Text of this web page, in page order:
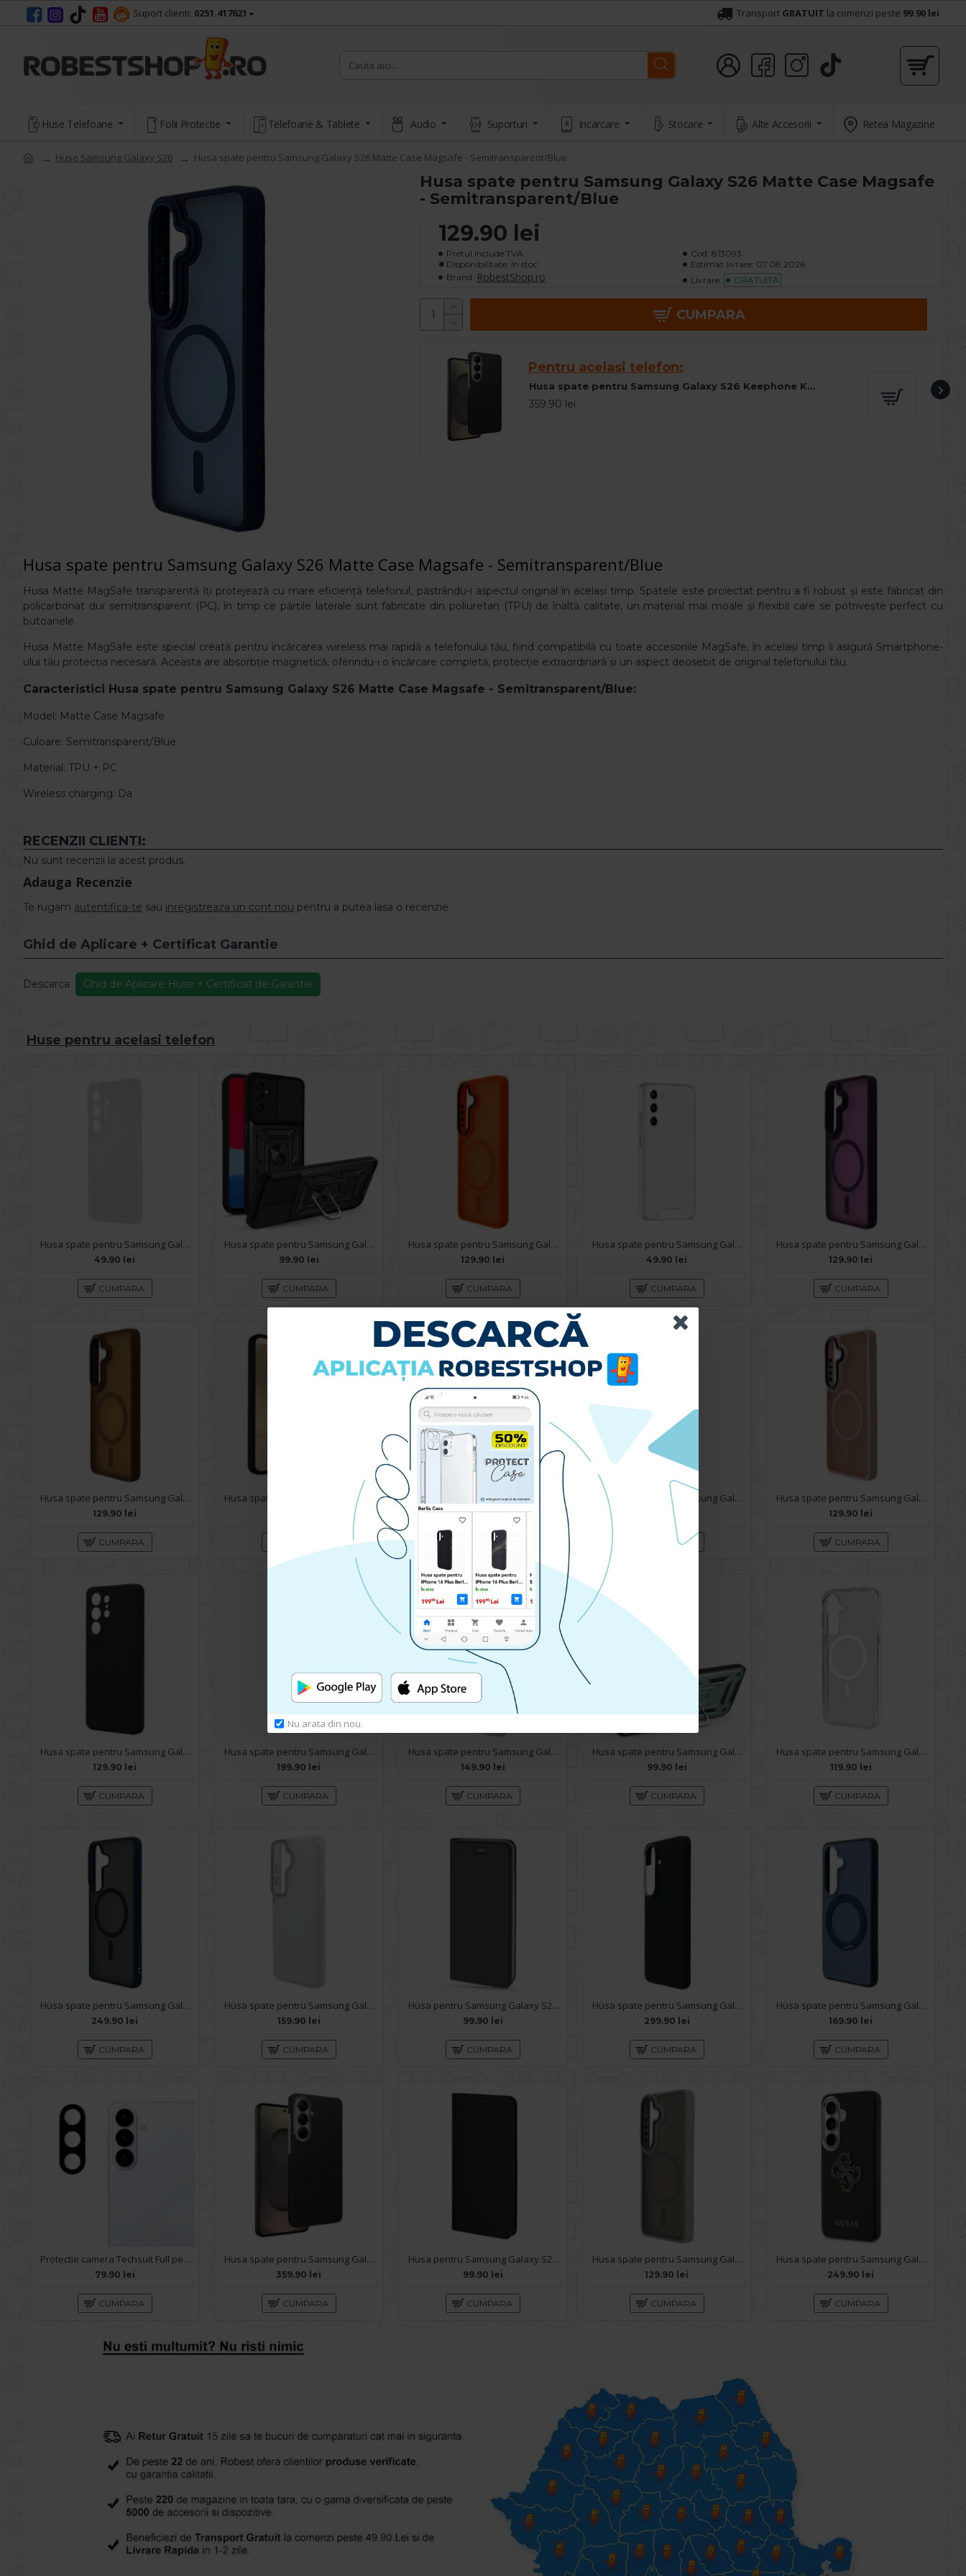
Nu arata din nou.
Suport clienti: 0251.417621 Transport GRATUIT la comenzi peste 99.90 lei
Huse Telefoane Folii Protectie Telefoane & Tablete Audio Suporturi Incarcare Stocare Alte Accesorii Retea Magazine
Huse Samsung Galaxy S26 Husa spate pentru Samsung Galaxy S26 Matte Case Magsafe - Semitransparent/Blue
Husa spate pentru Samsung Galaxy S26 Matte Case Magsafe
- Semitransparent/Blue
129.90 lei
Pretul include TVA
Disponibilitate: In stoc
Brand: RobestShop.ro
Cod: 813093
Estimat livrare: 07.08.2026
Livrare:
GRATUITA
CUMPARA
Pentru acelasi telefon:
Husa spate pentru Samsung Galaxy S26 Keephone Kevilar Magsafe - Negru
359.90 lei
Husa spate pentru Samsung Galaxy S26 Matte Case Magsafe - Semitransparent/Blue
Husa Matte MagSafe transparentă îți protejează cu mare eficiență telefonul, păstrându-i aspectul original în același timp. Spatele este proiectat pentru a fi robust și este fabricat din
policarbonat dur semitransparent (PC), în timp ce părțile laterale sunt fabricate din poliuretan (TPU) de înaltă calitate, un material mai moale și flexibil care se potrivește perfect cu
butoanele.
Husa Matte MagSafe este special creată pentru încărcarea wireless mai rapidă a telefonului tău, fiind compatibilă cu toate accesoriile MagSafe, în același timp îi asigură Smartphone-
ului tău protecția necesară. Aceasta are absorbție magnetică, oferindu-i o încărcare completă, protecție extraordinară și un aspect deosebit de original telefonului tău.
Caracteristici Husa spate pentru Samsung Galaxy S26 Matte Case Magsafe - Semitransparent/Blue:
Model: Matte Case Magsafe
Culoare: Semitransparent/Blue
Material: TPU + PC
Wireless charging: Da
RECENZII CLIENTI:
Nu sunt recenzii la acest produs.
Adauga Recenzie
Te rugam autentifica-te sau inregistreaza un cont nou pentru a putea lasa o recenzie
Ghid de Aplicare + Certificat Garantie
Descarca Ghid de Aplicare Huse + Certificat de Garantie
Huse pentru acelasi telefon
Husa spate pentru Samsung Galaxy S26 - Clear Case
49.90 lei
CUMPARA
Husa spate pentru Samsung Galaxy S26 - Slide Case Negru
99.90 lei
CUMPARA
Husa spate pentru Samsung Galaxy S26 Matte Case Magsafe - Semitransparent/Orange
129.90 lei
CUMPARA
Husa spate pentru Samsung Galaxy S26 - Space Case
49.90 lei
CUMPARA
Husa spate pentru Samsung Galaxy S26 Matte Case Magsafe - Semitransparent/Purple
129.90 lei
CUMPARA
Husa spate pentru Samsung Galaxy S26 Matte Case Magsafe - Semitransparent/Gold
129.90 lei
CUMPARA
169.90 lei
CUMPARA
Husa spate pentru Samsung Galaxy S26 Silicon Magnet Case - Sky Blue
269.90 lei
CUMPARA
Husa spate pentru Samsung Galaxy S26 Matte Case Magsafe - Semitransparent/Rose
129.90 lei
CUMPARA
Husa spate pentru Samsung Galaxy S26 Ultra B-Silicon Case - Negru
129.90 lei
CUMPARA
Husa spate pentru Samsung Galaxy S26 Keephone SkinPro - Gri
199.90 lei
CUMPARA
Husa spate pentru Samsung Galaxy S26 Remax Cristal - Transparent
149.90 lei
CUMPARA
Husa spate pentru Samsung Galaxy S26 - Slide Case Vernil
99.90 lei
CUMPARA
Husa spate pentru Samsung Galaxy S26 Space Magsafe
119.90 lei
CUMPARA
Husa spate pentru Samsung Galaxy S26 Keephone Mago Pro MagSafe - Black
249.90 lei
CUMPARA
Husa spate pentru Samsung Galaxy S26 Syro Magsafe - Alb/Semitransparent
159.90 lei
CUMPARA
Husa pentru Samsung Galaxy S26 - Carte X-Power Negru
99.90 lei
CUMPARA
Husa spate pentru Samsung Galaxy S26 Aramid Magsafe - Negru
299.90 lei
CUMPARA
Husa spate pentru Samsung Galaxy S26 Berlia 360 - Blue
169.90 lei
CUMPARA
Protectie camera Techsuit Full pentru Samsung Galaxy S26 - Negru
79.90 lei
CUMPARA
Husa spate pentru Samsung Galaxy S26 Keephone Kevilar Magsafe - Negru
359.90 lei
CUMPARA
Husa pentru Samsung Galaxy S26 Techsuit Case X-Power - Negru
99.90 lei
CUMPARA
Husa spate pentru Samsung Galaxy S26 Matte Case Magsafe - Semitransparent/Gri
129.90 lei
CUMPARA
Husa spate pentru Samsung Galaxy S26 Guess Metal Logo - Black
249.90 lei
CUMPARA